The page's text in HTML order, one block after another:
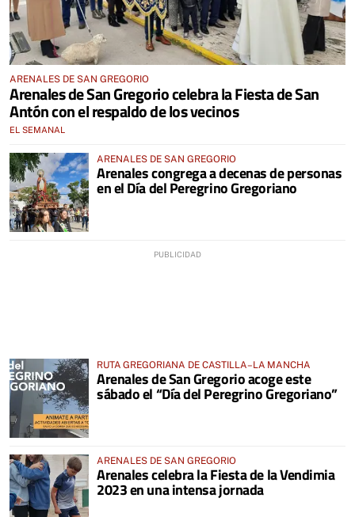
ARENALES DE SAN GREGORIO
Arenales de San Gregorio celebra la Fiesta de San
Antón con el respaldo de los vecinos
EL SEMANAL
ARENALES DE SAN GREGORIO
Arenales congrega a decenas de personas
en el Día del Peregrino Gregoriano
RUTA GREGORIANA DE CASTILLA–LA MANCHA
Arenales de San Gregorio acoge este
sábado el “Día del Peregrino Gregoriano”
ARENALES DE SAN GREGORIO
Arenales celebra la Fiesta de la Vendimia
2023 en una intensa jornada